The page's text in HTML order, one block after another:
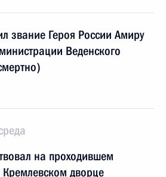
звание Героя России Амиру
Веденского
на проходившем
Кремлевском дворце